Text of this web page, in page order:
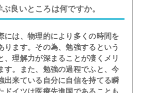
良いところは何ですか。
には、物理的により多くの時間を
ります。その為、勉強するという
、理解力が深まることが凄くメリ
す。また、勉強の過程でふと、今
出来ている自分に自信を持てる瞬